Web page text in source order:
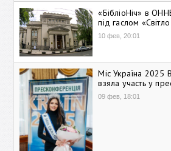
«БібліоНіч» в
під гаслом
10 фев, 20:01
Міс Україна 2025
взяла участь у
09 фев, 18:01